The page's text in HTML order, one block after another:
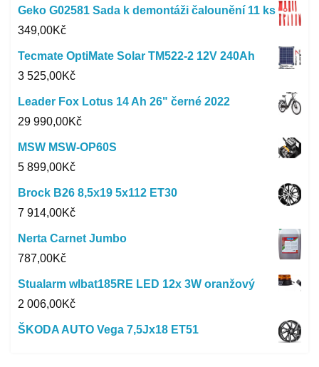
Geko G02581 Sada k demontáži čalounění 11 ks
349,00Kč
Tecmate OptiMate Solar TM522-2 12V 240Ah
3 525,00Kč
Leader Fox Lotus 14 Ah 26" černé 2022
29 990,00Kč
MSW MSW-OP60S
5 899,00Kč
Brock B26 8,5x19 5x112 ET30
7 914,00Kč
Nerta Carnet Jumbo
787,00Kč
Stualarm wlbat185RE LED 12x 3W oranžový
2 006,00Kč
ŠKODA AUTO Vega 7,5Jx18 ET51